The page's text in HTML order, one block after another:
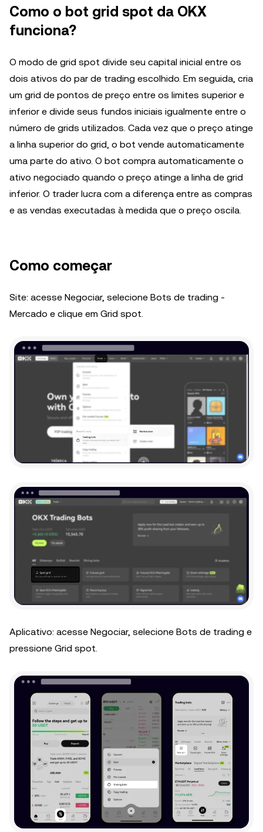
Como o bot grid spot da OKX
funciona?
O modo de grid spot divide seu capital inicial entre os
dois ativos do par de trading escolhido. Em seguida, cria
um grid de pontos de preço entre os limites superior e
inferior e divide seus fundos iniciais igualmente entre o
número de grids utilizados. Cada vez que o preço atinge
a linha superior do grid, o bot vende automaticamente
uma parte do ativo. O bot compra automaticamente o
ativo negociado quando o preço atinge a linha de grid
inferior. O trader lucra com a diferença entre as compras
e as vendas executadas à medida que o preço oscila.
Como começar
Site: acesse Negociar, selecione Bots de trading -
Mercado e clique em Grid spot.
Aplicativo: acesse Negociar, selecione Bots de trading e
pressione Grid spot.